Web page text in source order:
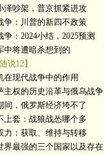
泽吵架，普京抓紧进攻
争：川普的新四不政策
争：2024小结，2025预测
中将遭暗杀想到的
说12】
在现代战争中的作用
主权的历史沿革与俄乌战争
间，俄罗斯经济垮不了
上套：战狼战怂哪个多
力：获取、维持与转移
界最强的三个国家以及存在